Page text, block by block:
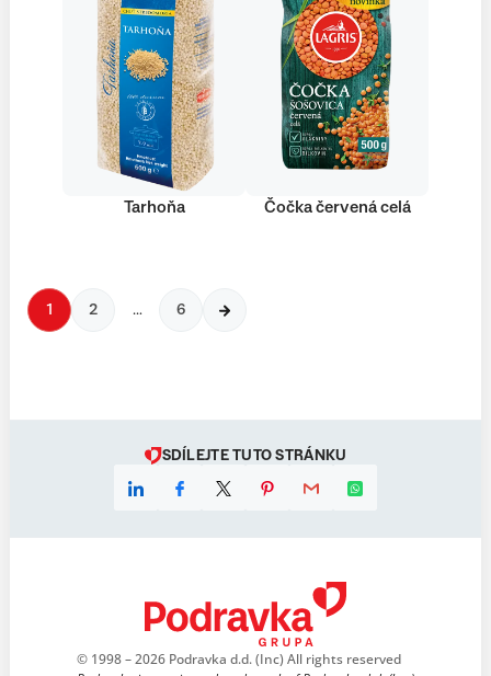
Tarhoňa Čočka červená celá
1 2 … 6
SDÍLEJTE TUTO STRÁNKU
© 1998 – 2026 Podravka d.d. (Inc) All rights reserved